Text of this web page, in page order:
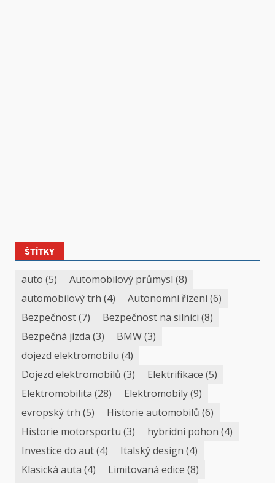
ŠTÍTKY
auto (5) Automobilový průmysl (8)
automobilový trh (4) Autonomní řízení(6)
Bezpečnost(7) Bezpečnost na silnici (8)
Bezpečná jízda (3) BMW(3)
dojezd elektromobilu (4)
Dojezd elektromobilů (3) Elektrifikace (5)
Elektromobilita (28) Elektromobily(9)
evropský trh (5) Historie automobilů (6)
Historie motorsportu (3) hybridní pohon (4)
Investice do aut(4) Italský design (4)
Klasická auta (4) Limitovaná edice (8)